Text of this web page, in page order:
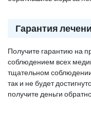
Гарантия
Получите гарантию на
соблюдением всех
тщательном
так и не будет
получите деньги